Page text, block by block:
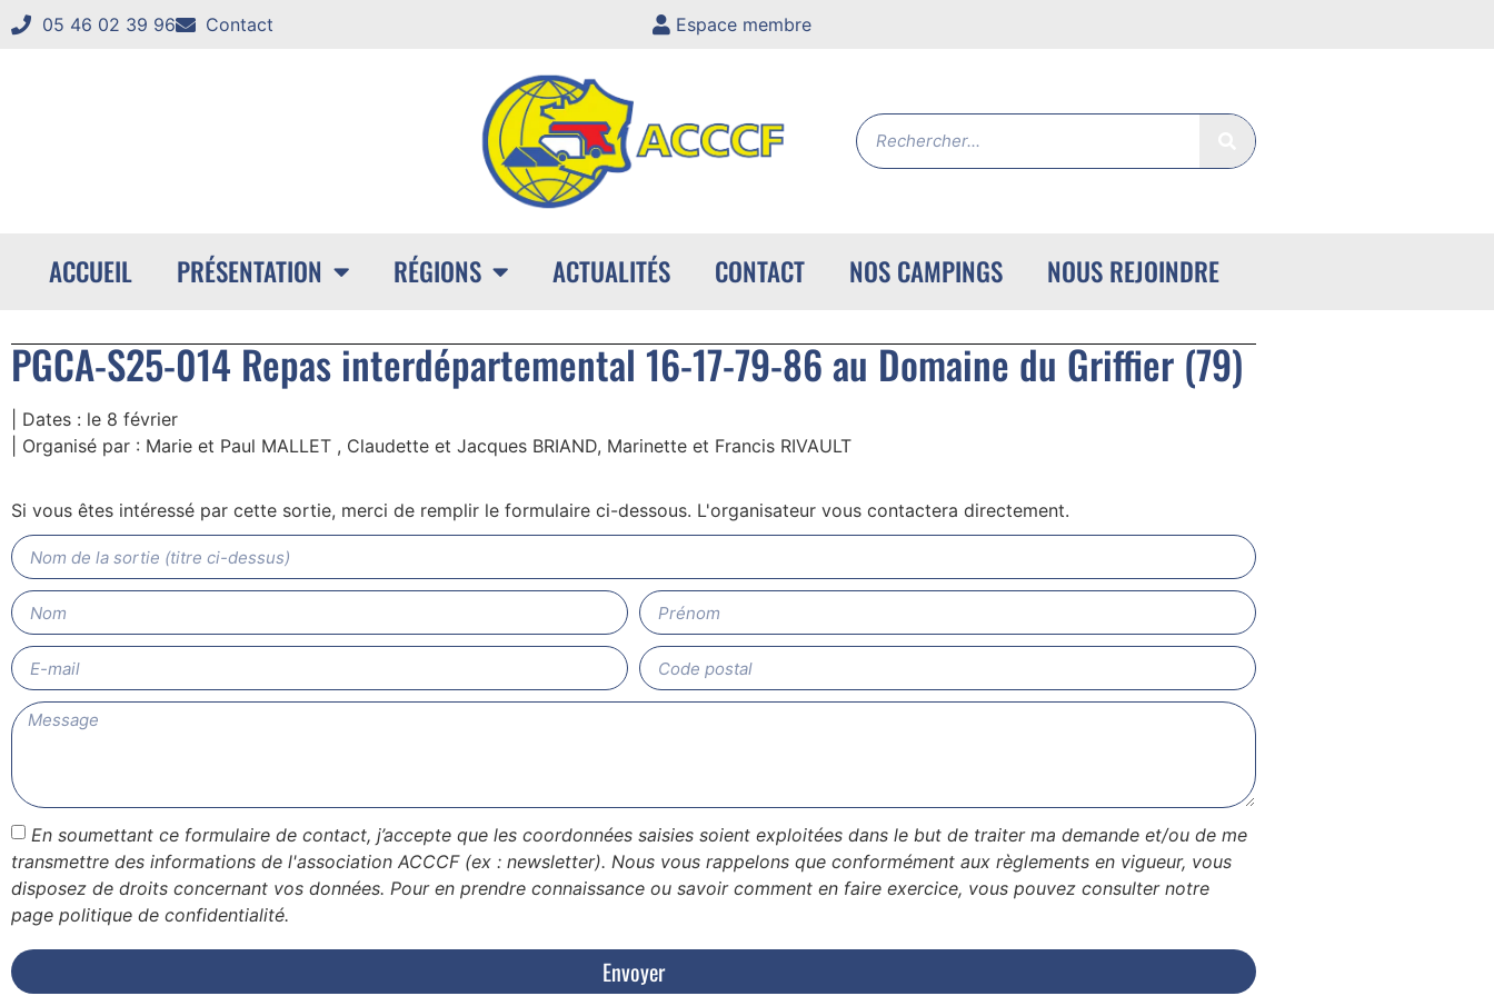
05 46 02 39 96 Contact Espace membre
ACCUEIL PRÉSENTATION RÉGIONS ACTUALITÉS CONTACT NOS CAMPINGS NOUS REJOINDRE
PGCA-S25-014 Repas interdépartemental 16-17-79-86 au Domaine du Griffier (79)
| Dates : le 8 février
| Organisé par : Marie et Paul MALLET , Claudette et Jacques BRIAND, Marinette et Francis RIVAULT
Si vous êtes intéressé par cette sortie, merci de remplir le formulaire ci-dessous. L'organisateur vous contactera directement.
En soumettant ce formulaire de contact, j’accepte que les coordonnées saisies soient exploitées dans le but de traiter ma demande et/ou de me
transmettre des informations de l'association ACCCF (ex : newsletter). Nous vous rappelons que conformément aux règlements en vigueur, vous
disposez de droits concernant vos données. Pour en prendre connaissance ou savoir comment en faire exercice, vous pouvez consulter notre
page politique de confidentialité.
Envoyer